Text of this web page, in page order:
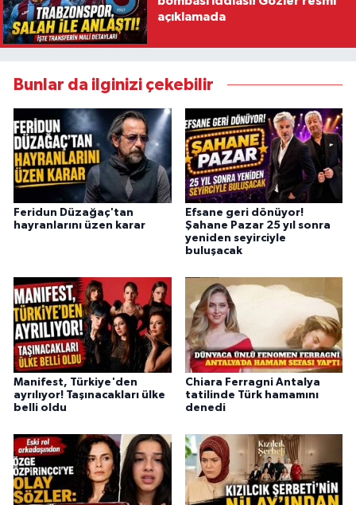
açıklamada
Bunlar da ilginizi çekebilir
Feridun Düzağaç'tan
hayranlarını üzen karar
Efsane geri dönüyor!
Şahane Pazar 25 yıl sonra
yeniden seyirciyle
buluşacak
Manifest, Türkiye'den
ayrılıyor! Taşınacakları ülke
belli oldu
Chiara Ferragni Antalya
tatilinde Türk hamamını
denedi